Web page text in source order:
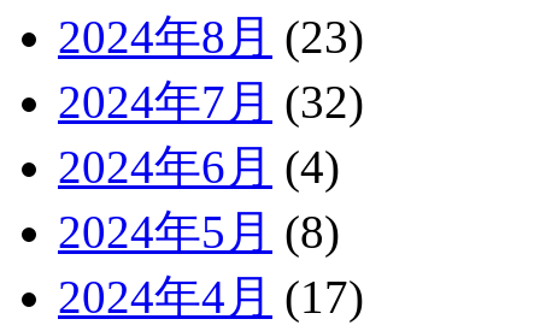
2024年8月 (23)
2024年7月 (32)
2024年6月 (4)
2024年5月 (8)
2024年4月 (17)